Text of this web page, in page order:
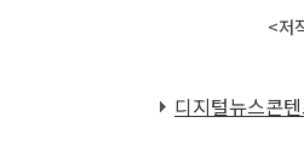
<저
디지털뉴스콘